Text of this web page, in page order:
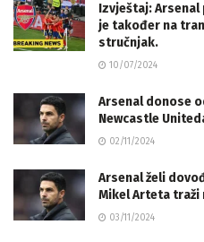
Izvještaj:
je također na
stručnjak.
10/07/2024
Arsenal donose
Newcastle
02/11/2024
Arsenal želi
Mikel Arteta traži
03/11/2024